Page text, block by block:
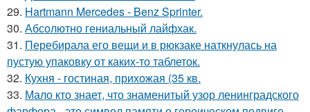
29. Hartmann Mercedes - Benz Sprinter.
30. Абсолютно гениальный лайфхак.
31. Перебирала его вещи и в рюкзаке наткнулась на
пустую упаковку от каких-то таблеток.
32. Кухня - гостиная, прихожая (35 кв.
33. Мало кто знает, что знаменитый узор ленинградского